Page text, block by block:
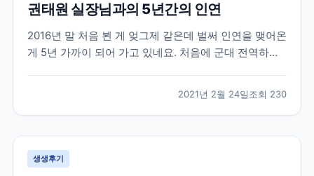
권태원 실장님과의 5년간의 인연
2016년 말 처음 뵌 게 엊그제 같은데 벌써 인연을 맺어온
게 5년 가까이 되어 가고 있네요. 처음에 군대 전역하기
가야지 마음먹고 상담 신청하고 찾아 갔었는데 열정을
다하여 상담을 해 주셨습니다. 불안감에 가득차고...
2021년 2월 24일조회 230
생생후기